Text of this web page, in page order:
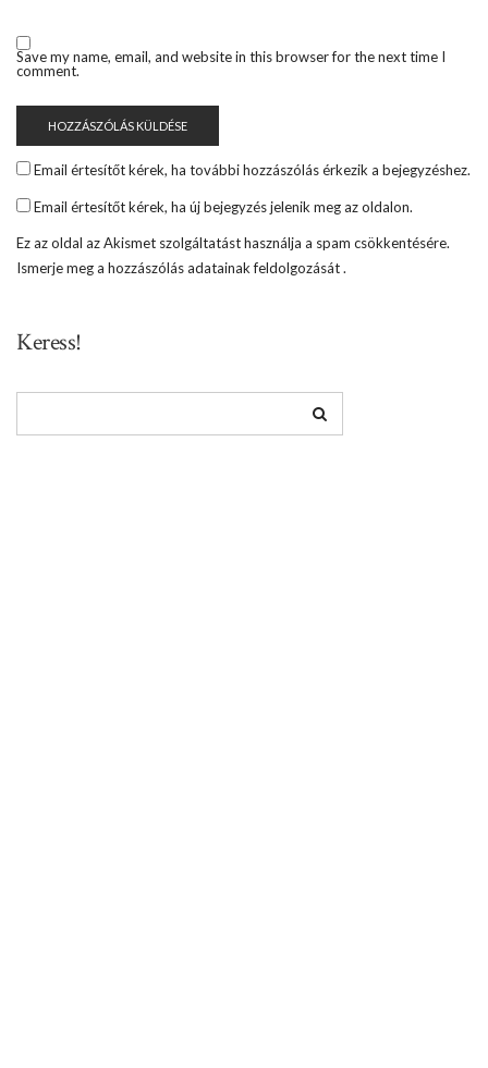
Save my name, email, and website in this browser for the next time I
comment.
Email értesítőt kérek, ha további hozzászólás érkezik a bejegyzéshez.
Email értesítőt kérek, ha új bejegyzés jelenik meg az oldalon.
Ez az oldal az Akismet szolgáltatást használja a spam csökkentésére.
Ismerje meg a hozzászólás adatainak feldolgozását.
Keress!